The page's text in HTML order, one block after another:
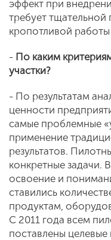
эффект при
требует тщательной
кропотливой
- По каким
участки?
- По результатам
ценности
самые проблемные
применение
результатов.
конкретные задачи.
освоение и
ставились
продуктам,
С 2011 года всем
поставлены